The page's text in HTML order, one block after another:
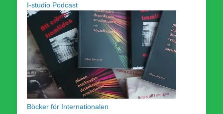
I-studio Podcast
Böcker för Internationalen